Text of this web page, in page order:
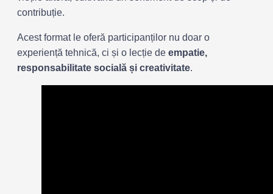
contribuție.
Acest format le oferă participanților nu doar o
experiență tehnică, ci și o lecție de empatie,
responsabilitate socială și creativitate.